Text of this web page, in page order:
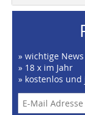
» wichtige
» 18 x im Jahr
» kostenlos